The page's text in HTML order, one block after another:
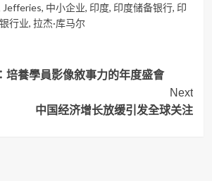
Jefferies, 中小企业, 印度, 印度储备银行, 印
行业, 拉杰·库马尔
培養學員影像敘事力的年度盛會
Next
中国经济增长放缓引发全球关注